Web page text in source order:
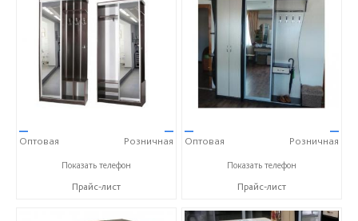
—
Оптовая
—
Розничная
+7 (8432) 59-49-97
Показать телефон
Прайс-лист
—
Оптовая
—
Розничная
+7 (8432) 59-49-97
Показать телефон
Прайс-лист